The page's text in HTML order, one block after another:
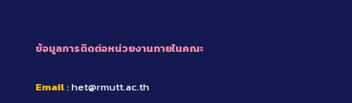
ข้อมูลการติดต่อหน่วยงานภายในคณะ
Email: het@rmutt.ac.th